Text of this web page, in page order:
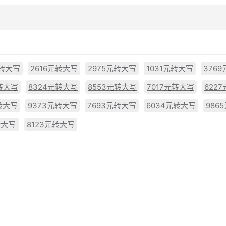
大写 2616元转大写 2975元转大写 1031元转大写
3769
大写
8324元转大写 8553元转大写 7017元转大写
6227
大写
9373元转大写 7693元转大写 6034元转大写
9865
写
8123元转大写